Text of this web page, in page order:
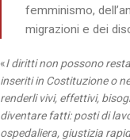
femminismo,
migrazioni e dei
«I diritti non possono
inseriti in Costituzione o
renderli vivi, effettivi,
diventare fatti: posti di
ospedaliera, giustizia